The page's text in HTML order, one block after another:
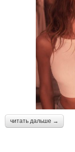
читать дальше →